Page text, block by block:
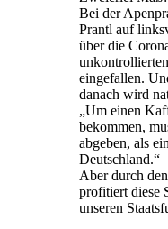
Bei der
Prantl auf
über die
eingefallen.
danach wird
„Um einen
bekommen,
abgeben, als
Deutschland.“
Aber durch
profitiert diese
unseren